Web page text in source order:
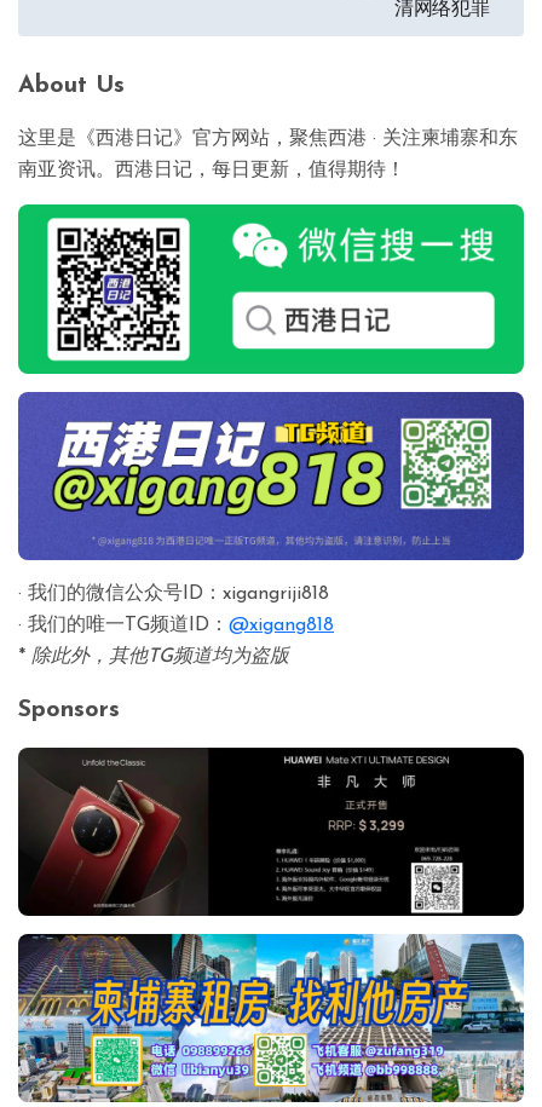
清网络犯罪
About Us
这里是《西港日记》官方网站，聚焦西港 · 关注柬埔寨和东
南亚资讯。西港日记，每日更新，值得期待！
· 我们的微信公众号ID：xigangriji818
· 我们的唯一TG频道ID： @xigang818
* 除此外，其他TG频道均为盗版
Sponsors